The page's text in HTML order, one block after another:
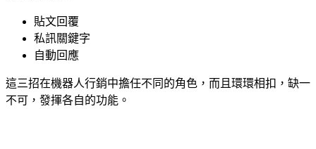
貼文回覆
私訊關鍵字
自動回應
這三招在機器人行銷中擔任不同的角色，而且環環相扣，缺一
不可，發揮各自的功能。